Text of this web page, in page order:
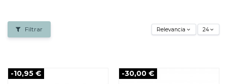
Filtrar Relevancia 24
-10,95 € -30,00 €